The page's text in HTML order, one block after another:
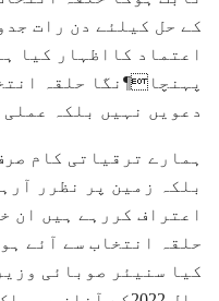
کے حل کیلئے دن رات
اعتماد کااظہار کیا
پہنچا¶نگا حلقہ
دعویں نہیں بلکہ
ہمارے ترقیاتی کام
بلکہ زمین پر نظرر
اعتراف کررہے ہیں ان
حلقہ انتخاب سے آئے
کیا سنیئر صوبائی